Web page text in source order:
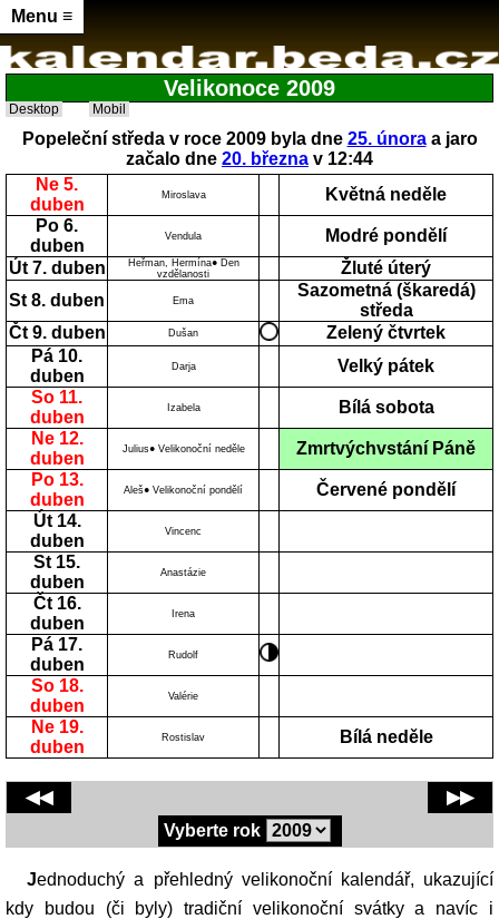
Menu ≡
Velikonoce 2009
Desktop Mobil
Popeleční středa v roce 2009 byla dne 25. únoraa jaro
začalo dne 20. března v 12:44
Ne 5.
duben
Miroslava
Květná neděle
Po 6.
duben
Vendula
Modré pondělí
Út 7. duben
Heřman, Hermína● Den
vzdělanosti
Žluté úterý
St 8. duben
Ema
Sazometná (škaredá)
středa
Čt 9. duben
Dušan
Zelený čtvrtek
Pá 10.
duben
Darja
Velký pátek
So 11.
duben
Izabela
Bílá sobota
Ne 12.
duben
Julius● Velikonoční neděle
Zmrtvýchvstání Páně
Po 13.
duben
Aleš● Velikonoční pondělí
Červené pondělí
Út 14.
duben
Vincenc
St 15.
duben
Anastázie
Čt 16.
duben
Irena
Pá 17.
duben
Rudolf
So 18.
duben
Valérie
Ne 19.
duben
Rostislav Bílá neděle
Vyberte rok
◀◀ ▶▶
Jednoduchý a přehledný velikonoční kalendář, ukazující
kdy budou (či byly) tradiční velikonoční svátky a navíc i